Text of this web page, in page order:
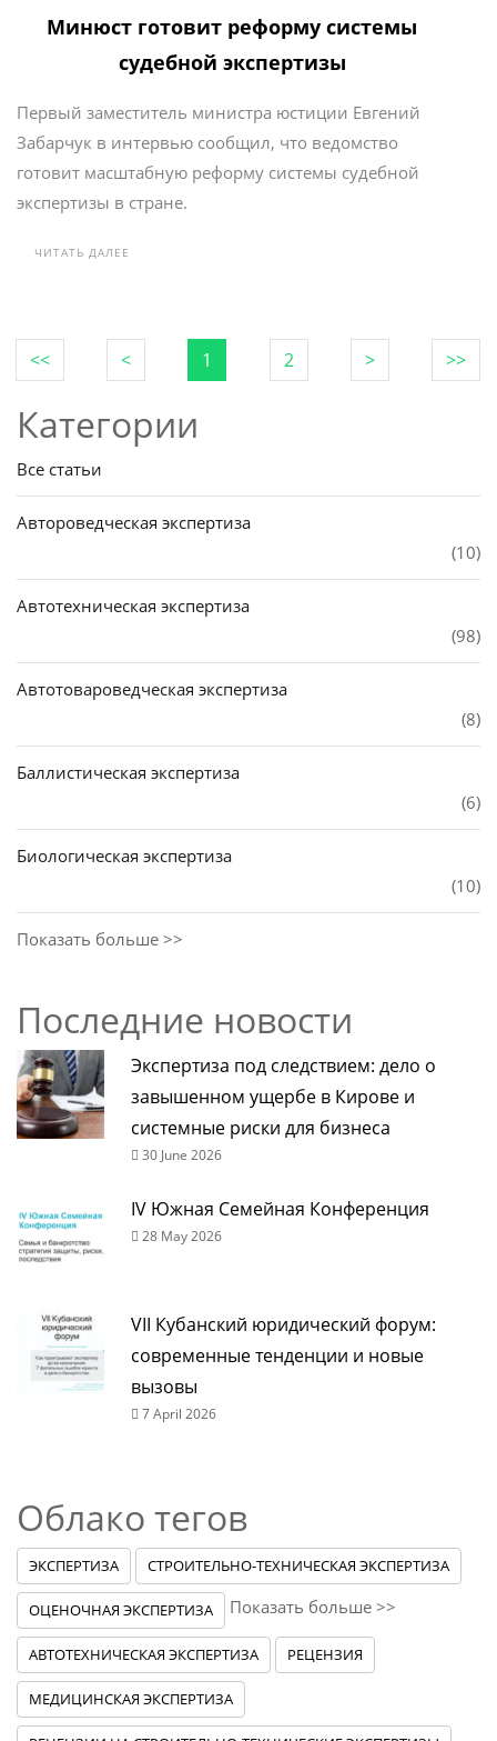
Минюст готовит реформу системы
судебной экспертизы
Первый заместитель министра юстиции Евгений
Забарчук в интервью сообщил, что ведомство
готовит масштабную реформу системы судебной
экспертизы в стране.
ЧИТАТЬ ДАЛЕЕ
<< < 1 2 > >>
Категории
Все статьи
Автороведческая экспертиза
(10)
Автотехническая экспертиза
(98)
Автотовароведческая экспертиза
(8)
Баллистическая экспертиза
(6)
Биологическая экспертиза
(10)
Показать больше >>
Последние новости
Экспертиза под следствием: дело о
завышенном ущербе в Кирове и
системные риски для бизнеса
30 June 2026
IV Южная Семейная Конференция
28 May 2026
VII Кубанский юридический форум:
современные тенденции и новые
вызовы
7 April 2026
Облако тегов
ЭКСПЕРТИЗА СТРОИТЕЛЬНО-ТЕХНИЧЕСКАЯ ЭКСПЕРТИЗА
ОЦЕНОЧНАЯ ЭКСПЕРТИЗА
АВТОТЕХНИЧЕСКАЯ ЭКСПЕРТИЗА РЕЦЕНЗИЯ
МЕДИЦИНСКАЯ ЭКСПЕРТИЗА
Показать больше >>